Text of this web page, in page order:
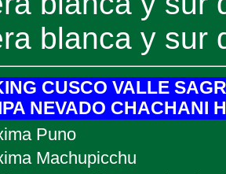
blanca y sur
CUSCO VALLE
NEVADO CHACHANI
Puno
Machupicchu